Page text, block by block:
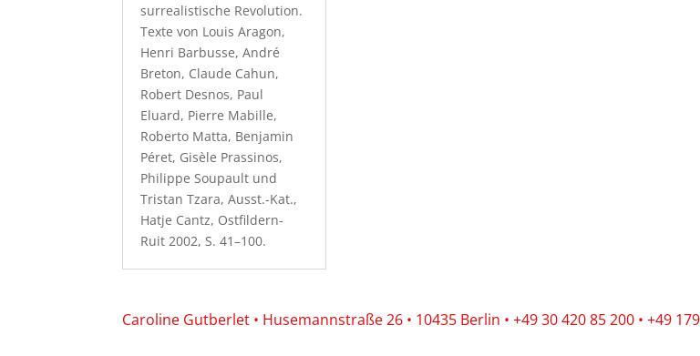
surrealistische Revolution.
Texte von Louis Aragon,
Henri Barbusse, André
Breton, Claude Cahun,
Robert Desnos, Paul
Eluard, Pierre Mabille,
Roberto Matta, Benjamin
Péret, Gisèle Prassinos,
Philippe Soupault und
Tristan Tzara, Ausst.-Kat.,
Hatje Cantz, Ostfildern-
Ruit 2002, S. 41–100.
Caroline Gutberlet • Husemannstraße 26 • 10435 Berlin • +49 30 420 85 200 • +49